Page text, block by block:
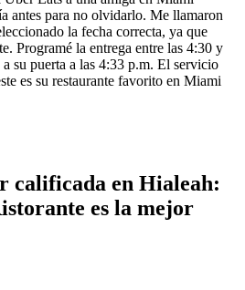
antes para no olvidarlo. Me llamaron
la fecha correcta, ya que
Programé la entrega entre las 4:30 y
su puerta a las 4:33 p.m. El servicio
es su restaurante favorito en Miami
calificada en Hialeah:
es la mejor